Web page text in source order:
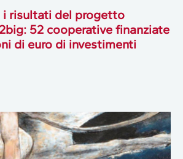
i risultati del progetto
52 cooperative finanziate
di euro di investimenti